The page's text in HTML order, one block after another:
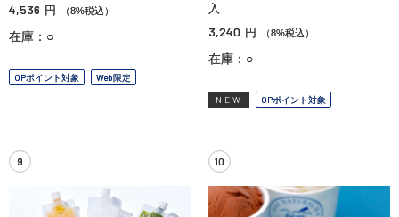
4,536 円 （8%税込）
在庫：○
OPポイント対象 Web限定
入
3,240 円 （8%税込）
在庫：○
NEW OPポイント対象
9 10